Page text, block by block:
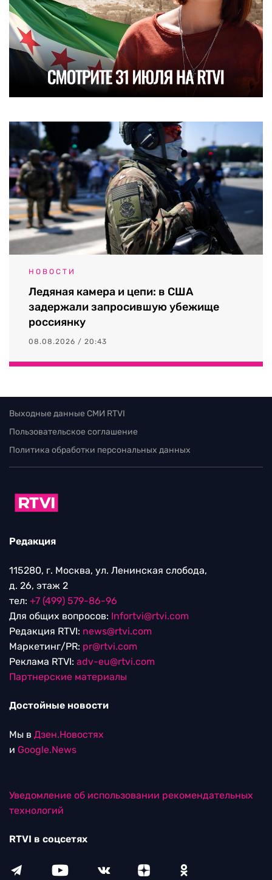
НОВОСТИ
Ледяная камера и цепи: в США
задержали запросившую убежище
россиянку
08.08.2026 / 20:43
Выходные данные СМИ RTVI
Пользовательское соглашение
Политика обработки персональных данных
Редакция
115280, г. Москва, ул. Ленинская слобода,
д. 26, этаж 2
тел: +7 (499) 579-86-96
Для общих вопросов: Infortvi@rtvi.com
Редакция RTVI: news@rtvi.com
Маркетинг/PR: pr@rtvi.com
Реклама RTVI: adv-eu@rtvi.com
Партнерские материалы
Достойные новости
Мы в Дзен.Новостях
и Google.News
Уведомление об использовании рекомендательных
технологий
RTVI в соцсетях